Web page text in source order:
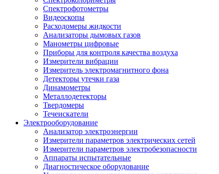
Спектрофотометры
Видеоскопы
Расходомеры жидкости
Анализаторы дымовых газов
Манометры цифровые
Приборы для контроля качества воздуха
Измерители вибрации
Измеритель электромагнитного фона
Детекторы утечки газа
Динамометры
Металлодетекторы
Твердомеры
Течеискатели
Электрооборудование
Анализатор электроэнергии
Измерители параметров электрических сетей
Измерители параметров электробезопасности
Аппараты испытательные
Диагностическое оборудование